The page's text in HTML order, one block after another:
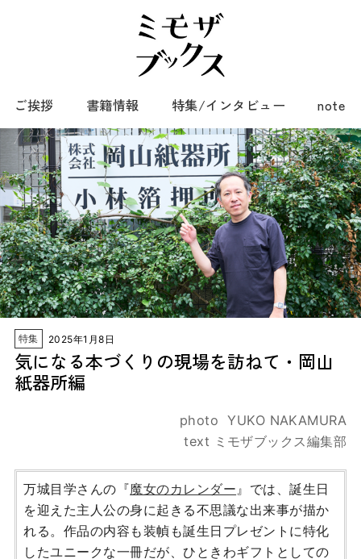
ご挨拶 書籍情報 特集/インタビュー note
特集 2025年1月8日
気になる本づくりの現場を訪ねて・岡山
紙器所編
photo YUKO NAKAMURA
text ミモザブックス編集部
万城目学さんの『魔女のカレンダー』では、誕生日
を迎えた主人公の身に起きる不思議な出来事が描か
れる。作品の内容も装幀も誕生日プレゼントに特化
したユニークな一冊だが、ひときわギフトとしての